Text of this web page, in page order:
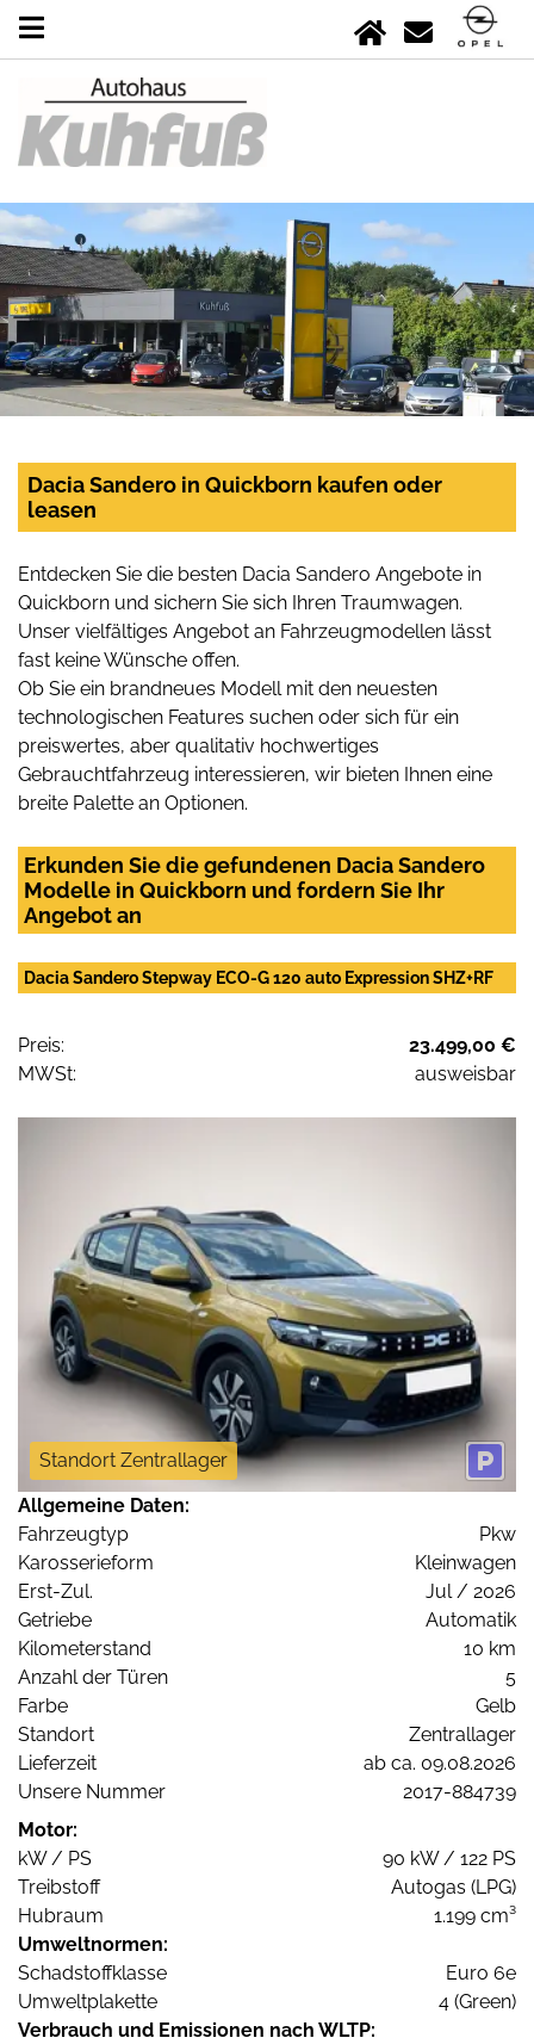
Dacia Sandero in Quickborn kaufen oder
leasen
Entdecken Sie die besten Dacia Sandero Angebote in
Quickborn und sichern Sie sich Ihren Traumwagen.
Unser vielfältiges Angebot an Fahrzeugmodellen lässt
fast keine Wünsche offen.
Ob Sie ein brandneues Modell mit den neuesten
technologischen Features suchen oder sich für ein
preiswertes, aber qualitativ hochwertiges
Gebrauchtfahrzeug interessieren, wir bieten Ihnen eine
breite Palette an Optionen.
Erkunden Sie die gefundenen Dacia Sandero
Modelle in Quickborn und fordern Sie Ihr
Angebot an
Dacia Sandero Stepway ECO-G 120 auto Expression SHZ+RF
Preis:
23.499,00 €
MWSt:
ausweisbar
Standort Zentrallager
Allgemeine Daten:
Fahrzeugtyp
Pkw
Karosserieform
Kleinwagen
Erst-Zul.
Jul / 2026
Getriebe
Automatik
Kilometerstand
10 km
Anzahl der Türen
5
Farbe
Gelb
Standort
Zentrallager
Lieferzeit
ab ca. 09.08.2026
Unsere Nummer
2017-884739
Motor:
kW / PS
90 kW / 122 PS
Treibstoff
Autogas (LPG)
Hubraum
1.199 cm³
Umweltnormen:
Schadstoffklasse
Euro 6e
Umweltplakette
4 (Green)
Verbrauch und Emissionen nach WLTP: